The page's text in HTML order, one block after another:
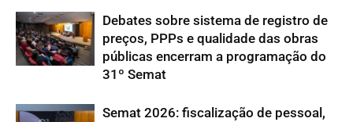
Debates sobre sistema de registro de
preços, PPPs e qualidade das obras
públicas encerram a programação do
31º Semat
Semat 2026: fiscalização de pessoal,